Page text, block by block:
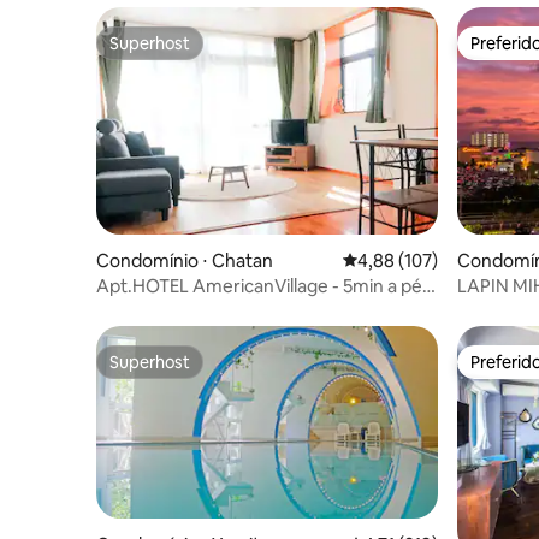
Superhost
Superhost
Condomínio ⋅ Chatan 4,88 de uma avaliação
4,88 (107)
Apt.HOTEL AmericanVillage - 5min a pé.
nLAPIN
Hotel A2
Superhost
Superhost